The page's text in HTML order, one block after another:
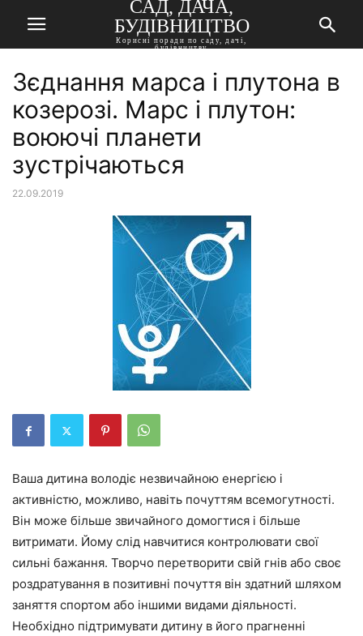
САД, ДАЧА,
БУДІВНИЦТВО
Корисні поради по саду, дачі,
будівництву
Зєднання марса і плутона в
козерозі. Марс і плутон:
воюючі планети
зустрічаються
22.09.2019
Ваша дитина володіє незвичайною енергією і
активністю, можливо, навіть почуттям всемогутності.
Він може більше звичайного домогтися і більше
витримати. Йому слід навчитися контролювати свої
сильні бажання. Творчо перетворити свій гнів або своє
роздратування в позитивні почуття він здатний шляхом
заняття спортом або іншими видами діяльності.
Необхідно підтримувати дитину в його прагненні